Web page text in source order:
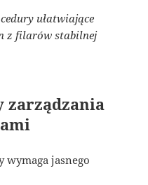
ułatwiające
z filarów stabilnej
zarządzania
jasnego